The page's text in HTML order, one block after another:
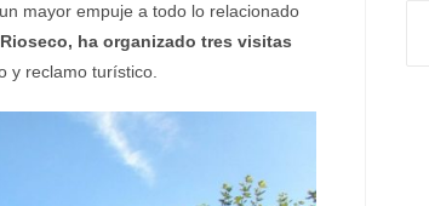
mayor empuje a todo lo relacionado
ha organizado tres visitas
y reclamo turístico.